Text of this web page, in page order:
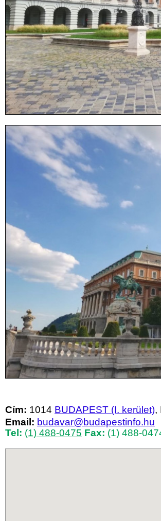
Cím: 1014 BUDAPEST (I. kerület),
Email: budavar@budapestinfo.hu
Tel: (1) 488-0475 Fax: (1) 488-